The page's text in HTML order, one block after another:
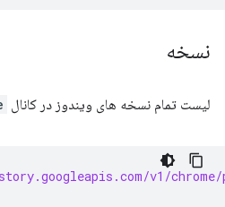
نسخه
لیست تمام نسخه های ویندوز در کانال
v1/